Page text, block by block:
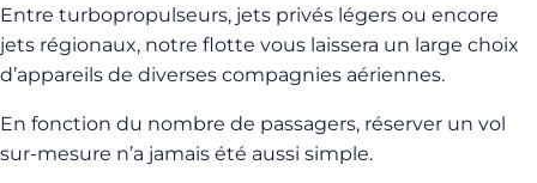
Entre turbopropulseurs, jets privés légers ou encore
jets régionaux, notre flotte vous laissera un large choix
d’appareils de diverses compagnies aériennes.
En fonction du nombre de passagers, réserver un vol
sur-mesure n’a jamais été aussi simple.